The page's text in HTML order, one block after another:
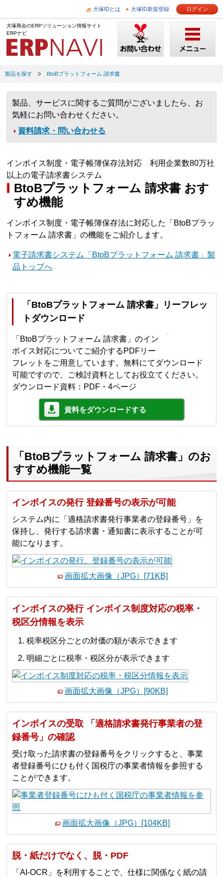
大塚IDとは 大塚ID新規登録 ログイン
大塚商会のERPソリューション情報サイト
ERPナビ
製品を探す BtoBプラットフォーム 請求書
製品、サービスに関するご質問がございましたら、お
気軽にお問い合わせください。
資料請求・問い合わせる
インボイス制度・電子帳簿保存法対応 利用企業数80万社
以上の電子請求書システム
BtoBプラットフォーム 請求書 おす
すめ機能
インボイス制度・電子帳簿保存法に対応した「BtoBプラッ
トフォーム 請求書」の機能をご紹介します。
電子請求書システム「BtoBプラットフォーム 請求書」製
品トップへ
「BtoBプラットフォーム 請求書」リーフレッ
トダウンロード
「BtoBプラットフォーム 請求書」のイン
ボイス対応についてご紹介するPDFリー
フレットをご用意しています。無料にてダウンロード
可能ですので、ご検討資料としてお役立てください。
ダウンロード資料：PDF・4ページ
資料をダウンロードする
「BtoBプラットフォーム 請求書」のお
すすめ機能一覧
インボイスの発行 登録番号の表示が可能
システム内に「適格請求書発行事業者の登録番号」を
保持し、発行する請求書・通知書に表示することが可
能になります。
画面拡大画像（JPG）[71KB]
インボイスの発行 インボイス制度対応の税率・
税区分情報を表示
税率税区分ごとの対価の額が表示できます
明細ごとに税率・税区分が表示できます
画面拡大画像（JPG）[90KB]
インボイスの受取 「適格請求書発行事業者の登
録番号」の確認
受け取った請求書の登録番号をクリックすると、事業
者登録番号にひも付く国税庁の事業者情報を参照する
ことができます。
画面拡大画像（JPG）[104KB]
脱・紙だけでなく、脱・PDF
「AI-OCR」を利用することで、仕様に関係なく紙の請